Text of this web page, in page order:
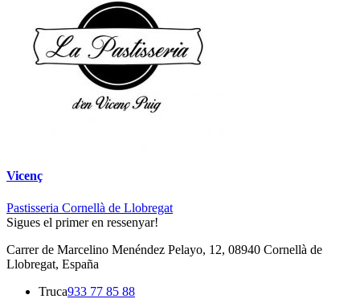
Vicenç
Pastisseria Cornellà de Llobregat
Sigues el primer en ressenyar!
Carrer de Marcelino Menéndez Pelayo, 12, 08940 Cornellà de
Llobregat, España
Truca933 77 85 88